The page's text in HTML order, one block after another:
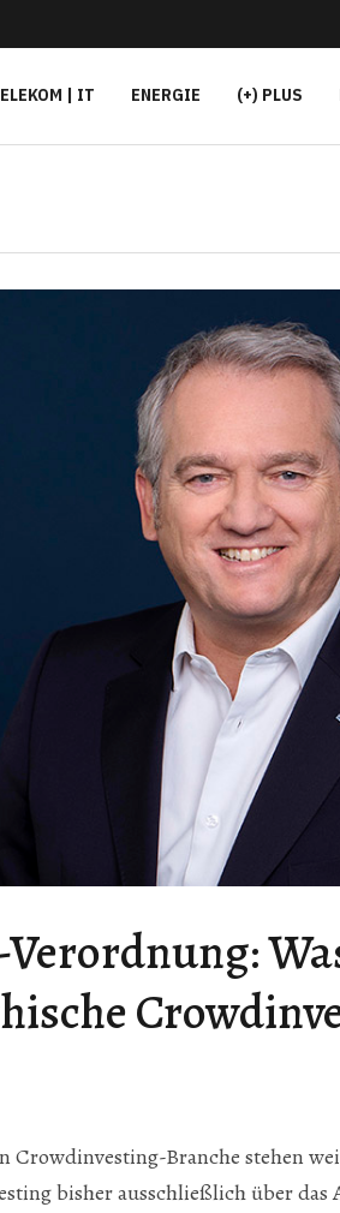
| IT ENERGIE (+) PLUS
Verordnung:
Crowdinvesting-Branche stehen
bisher ausschließlich über